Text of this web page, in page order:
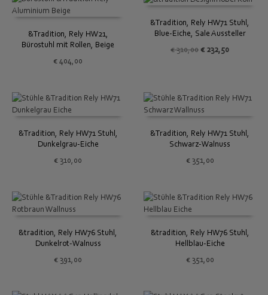
&Tradition, Rely HW21,
Bürostuhl mit Rollen, Beige
€ 404,00
&Tradition, Rely HW71 Stuhl,
Blue-Eiche, Sale Aussteller
€310,00 Ursprünglicher
€ 232,50Aktueller
&Tradition, Rely HW71 Stuhl,
Dunkelgrau-Eiche
€ 310,00
&Tradition, Rely HW71 Stuhl,
Schwarz-Walnuss
€351,00
&tradition, Rely HW76 Stuhl,
Dunkelrot-Walnuss
€ 391,00
&tradition, Rely HW76 Stuhl,
Hellblau-Eiche
€351,00